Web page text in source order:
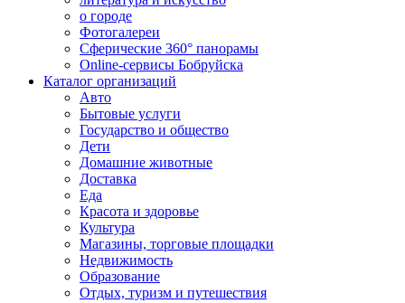
о городе
Фотогалереи
Сферические 360° панорамы
Online-сервисы Бобруйска
Каталог организаций
Авто
Бытовые услуги
Государство и общество
Дети
Домашние животные
Доставка
Еда
Красота и здоровье
Культура
Магазины, торговые площадки
Недвижимость
Образование
Отдых, туризм и путешествия